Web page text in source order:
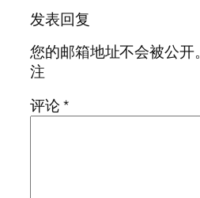
发表回复
您的邮箱地址不会被公开。
注
评论*